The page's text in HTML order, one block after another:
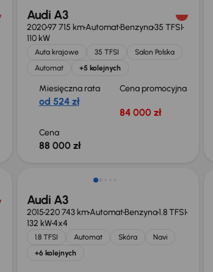
Audi A3
202097 715 kmAutomatBenzyna35 TFSI
110 kW
Auta krajowe 35 TFSI
Salon Polska
Automat
+5 kolejnych
Miesięczna rata
od 524 zł
Cena promocyjna
84 000 zł
Cena
88 000 zł
Audi A3
2015220 743 kmAutomatBenzyna1.8 TFSI
132 kW4x4
1.8 TFSI Automat Skóra
Navi
+6 kolejnych